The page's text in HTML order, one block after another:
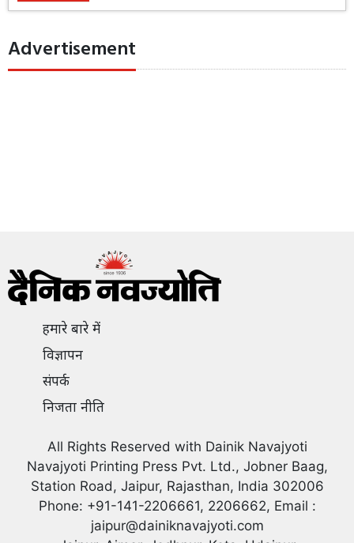
Advertisement
हमारे बारे में
विज्ञापन
संपर्क
निजता नीति
All Rights Reserved with Dainik Navajyoti
Navajyoti Printing Press Pvt. Ltd., Jobner Baag,
Station Road, Jaipur, Rajasthan, India 302006
Phone: +91-141-2206661, 2206662, Email :
jaipur@dainiknavajyoti.com